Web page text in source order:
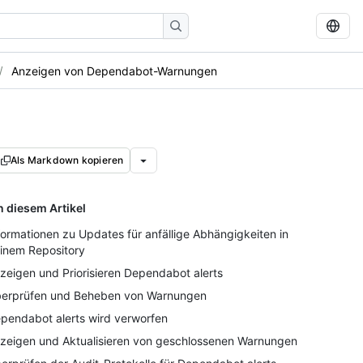
Anzeigen von Dependabot-Warnungen
Als Markdown kopieren
diesem Artikel
zu Updates für anfällige Abhängigkeiten in
Repository
und Priorisieren Dependabot alerts
und Beheben von Warnungen
alerts wird verworfen
und Aktualisieren von geschlossenen Warnungen